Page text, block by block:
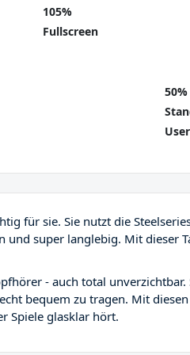
105%
Fullscreen
50%
für sie. Sie nutzt die
und super langlebig. Mit dieser
- auch total
bequem zu tragen. Mit
Spiele glasklar hört.